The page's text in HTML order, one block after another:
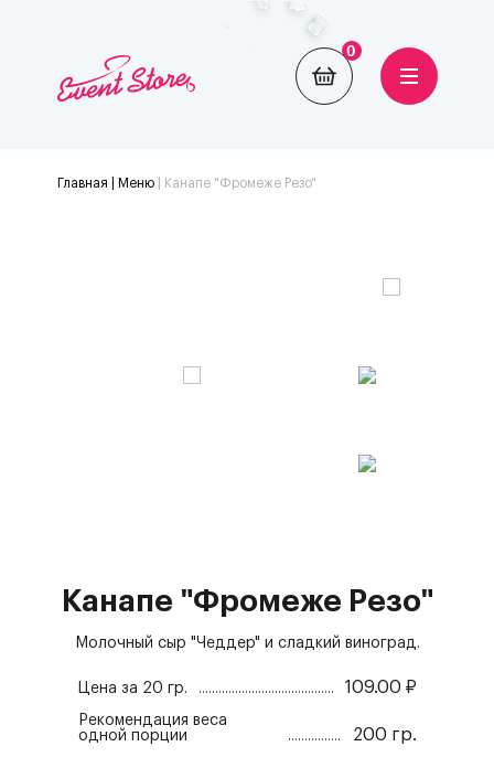
0
Главная | Меню| Канапе "Фромеже Резо"
Канапе "Фромеже Резо"
Молочный сыр "Чеддер" и сладкий виноград.
Цена за 20 гр. 109.00 ₽
Рекомендация веса
одной порции
200 гр.